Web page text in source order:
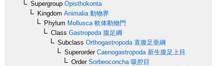
Supergroup Opisthokonta
Kingdom Animalia 動物界
Phylum Mollusca 軟体動物門
Class Gastropoda 腹足綱
Subclass Orthogastropoda 直腹足亜綱
SuperorderCaenogastropoda 新生腹足上目
OrderSorbeoconcha 吸腔目